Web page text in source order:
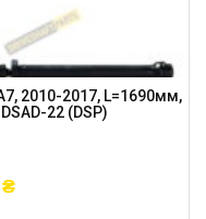
2010-2017, L=1690мм,
22 (DSP)
₴